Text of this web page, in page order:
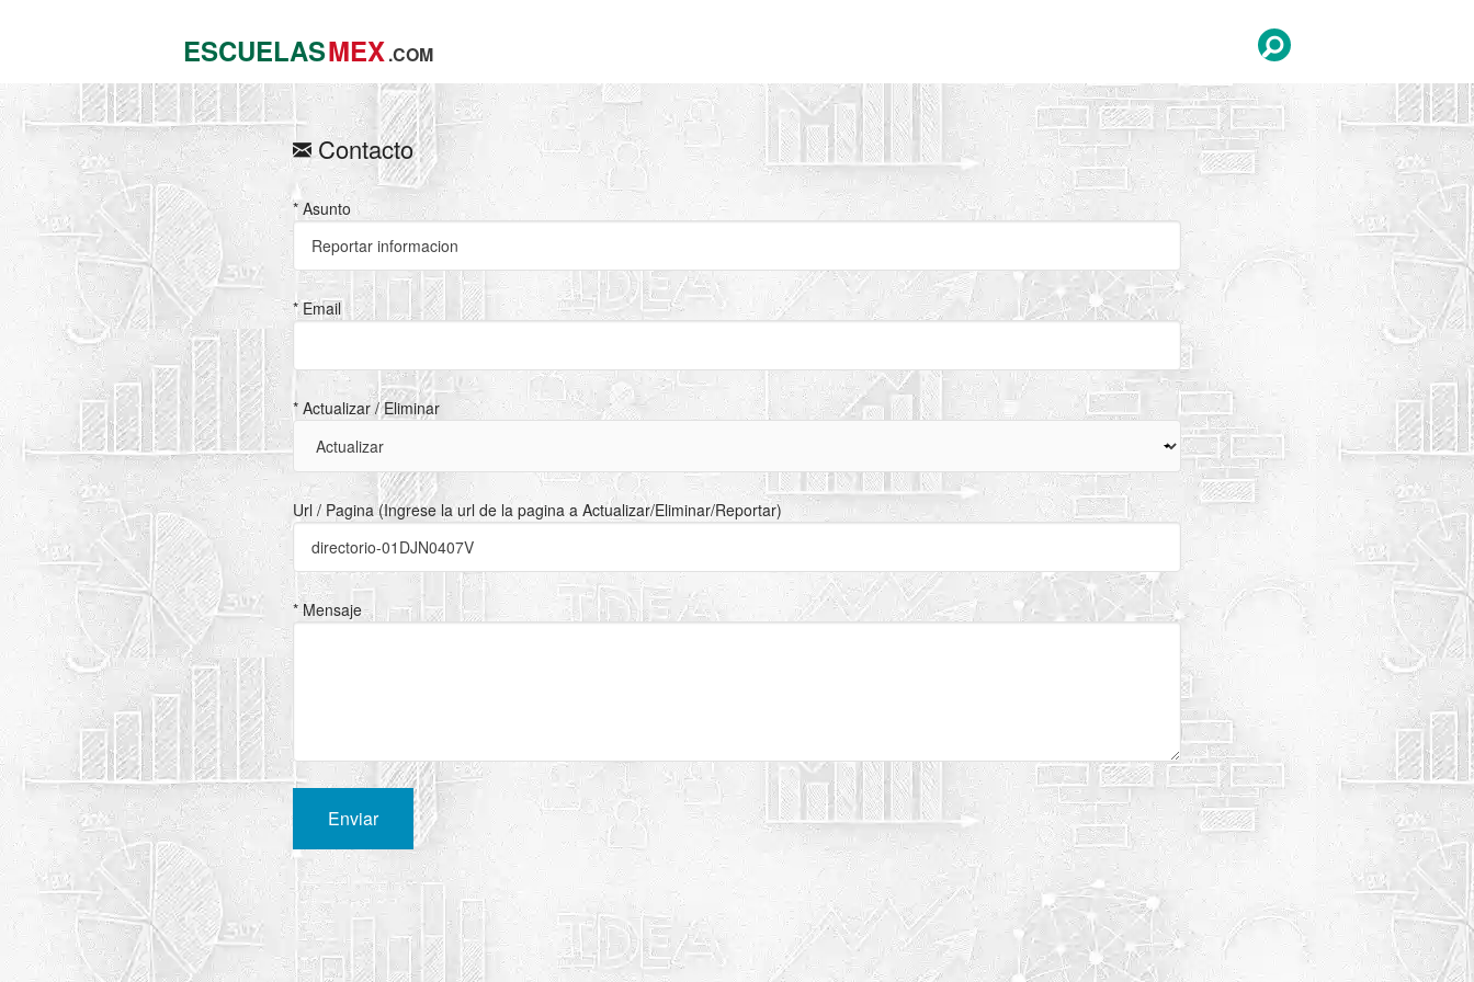
ESCUELASMEX.COM
Contacto
* Asunto
* Email
* Actualizar / Eliminar
Url / Pagina (Ingrese la url de la pagina a Actualizar/Eliminar/Reportar)
* Mensaje
Enviar